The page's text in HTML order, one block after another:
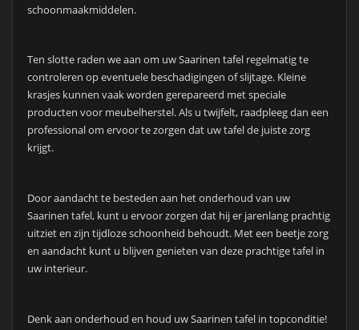
schoonmaakmiddelen.
Ten slotte raden we aan om uw Saarinen tafel regelmatig te
controleren op eventuele beschadigingen of slijtage. Kleine
krasjes kunnen vaak worden gerepareerd met speciale
producten voor meubelherstel. Als u twijfelt, raadpleeg dan een
professional om ervoor te zorgen dat uw tafel de juiste zorg
krijgt.
Door aandacht te besteden aan het onderhoud van uw
Saarinen tafel, kunt u ervoor zorgen dat hij er jarenlang prachtig
uitziet en zijn tijdloze schoonheid behoudt. Met een beetje zorg
en aandacht kunt u blijven genieten van deze prachtige tafel in
uw interieur.
Denk aan onderhoud en houd uw Saarinen tafel in topconditie!